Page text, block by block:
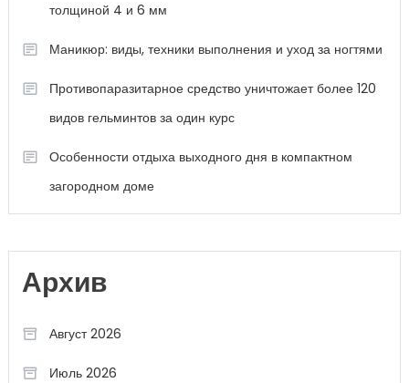
толщиной 4 и 6 мм
Маникюр: виды, техники выполнения и уход за ногтями
Противопаразитарное средство уничтожает более 120
видов гельминтов за один курс
Особенности отдыха выходного дня в компактном
загородном доме
Архив
Август 2026
Июль 2026